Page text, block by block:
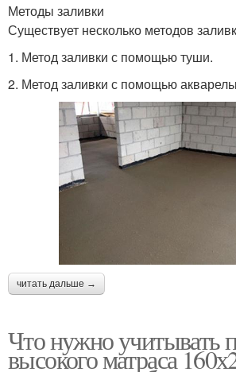
Методы заливки
Существует несколько методов
1. Метод заливки с помощью туши.
2. Метод заливки с помощью
читать дальше →
Что нужно учитывать
высокого матраса